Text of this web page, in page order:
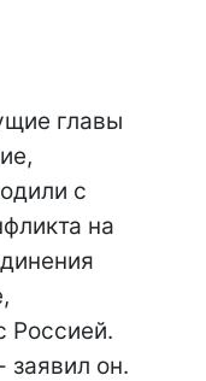
главы
с
на
Россией.
заявил он.